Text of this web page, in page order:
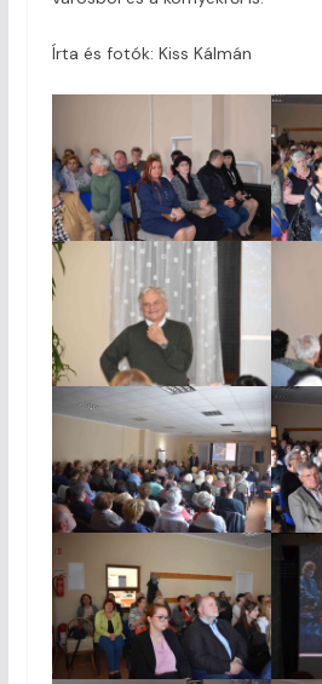
Írta és fotók: Kiss Kálmán